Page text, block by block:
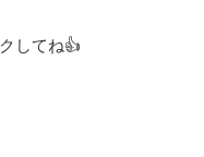
してね👍